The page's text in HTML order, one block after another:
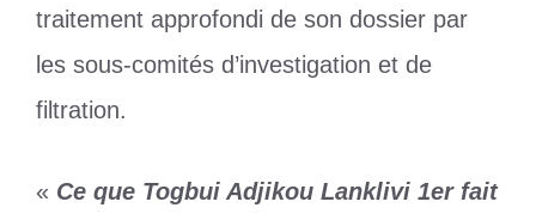
traitement approfondi de son dossier par
les sous-comités d’investigation et de
filtration.
« Ce que Togbui Adjikou Lanklivi 1er fait